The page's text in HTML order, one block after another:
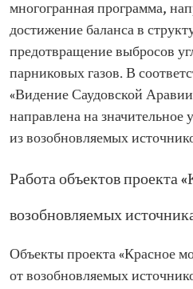
многогранная программа,
достижение баланса в
предотвращение выбросов
парниковых газов. В
«Видение Саудовской
направлена на значительное
из возобновляемых
Работа объектов проекта
возобновляемых
Объекты проекта «Красное
от возобновляемых